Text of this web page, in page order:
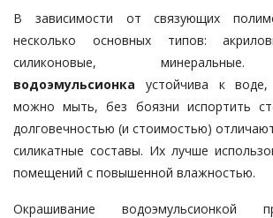
В зависимости от связующих
несколько основных типов:
силиконовые,
водоэмульсионка устойчива к
можно мыть, без боязни испортить
долговечностью (и стоимостью)
силикатные составы. Их лучше
помещений с повышенной влажностью.
Окрашивание водоэмульсионкой